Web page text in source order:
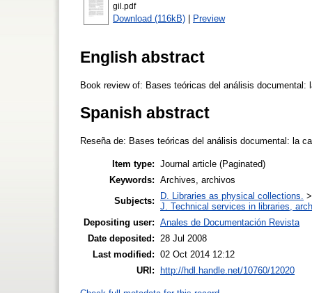
gil.pdf
Download (116kB) | Preview
English abstract
Book review of: Bases teóricas del análisis
Spanish abstract
Reseña de: Bases teóricas del análisis documental: la
Item type: Journal article (Paginated)
Keywords: Archives, archivos
Subjects:
D. Libraries as physical collections.
J. Technical services in libraries,
Depositing user: Anales de Documentación Revista
Date deposited:
28 Jul 2008
Last modified: 02 Oct 2014 12:12
URI:
http://hdl.handle.net/10760/12020